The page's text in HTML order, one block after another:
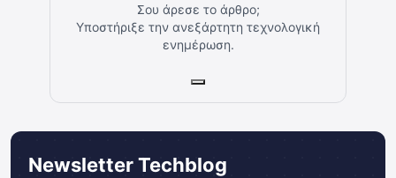
Σου άρεσε το άρθρο;
Υποστήριξε την ανεξάρτητη τεχνολογική
ενημέρωση.
Newsletter Techblog